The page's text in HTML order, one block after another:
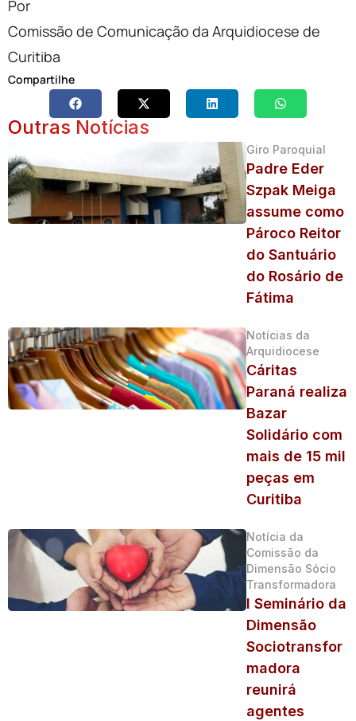
Por
Comissão de Comunicação da Arquidiocese de
Curitiba
Compartilhe
Outras Notícias
Giro Paroquial
Padre Eder
Szpak Meiga
assume como
Pároco Reitor
do Santuário
do Rosário de
Fátima
Notícias da
Arquidiocese
Cáritas
Paraná realiza
Bazar
Solidário com
mais de 15 mil
peças em
Curitiba
Notícia da
Comissão da
Dimensão Sócio
Transformadora
I Seminário da
Dimensão
Sociotransfor
madora
reunirá
agentes